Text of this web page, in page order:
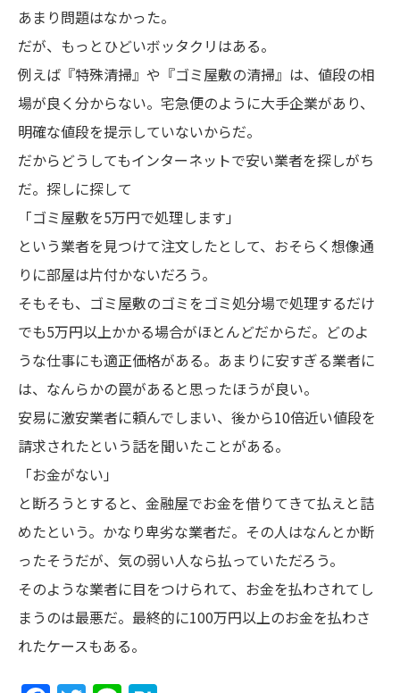
あまり問題はなかった。
だが、もっとひどいボッタクリはある。
例えば『特殊清掃』や『ゴミ屋敷の清掃』は、値段の相
場が良く分からない。宅急便のように大手企業があり、
明確な値段を提示していないからだ。
だからどうしてもインターネットで安い業者を探しがち
だ。探しに探して
「ゴミ屋敷を5万円で処理します」
という業者を見つけて注文したとして、おそらく想像通
りに部屋は片付かないだろう。
そもそも、ゴミ屋敷のゴミをゴミ処分場で処理するだけ
でも5万円以上かかる場合がほとんどだからだ。どのよ
うな仕事にも適正価格がある。あまりに安すぎる業者に
は、なんらかの罠があると思ったほうが良い。
安易に激安業者に頼んでしまい、後から10倍近い値段を
請求されたという話を聞いたことがある。
「お金がない」
と断ろうとすると、金融屋でお金を借りてきて払えと詰
めたという。かなり卑劣な業者だ。その人はなんとか断
ったそうだが、気の弱い人なら払っていただろう。
そのような業者に目をつけられて、お金を払わされてし
まうのは最悪だ。最終的に100万円以上のお金を払わさ
れたケースもある。